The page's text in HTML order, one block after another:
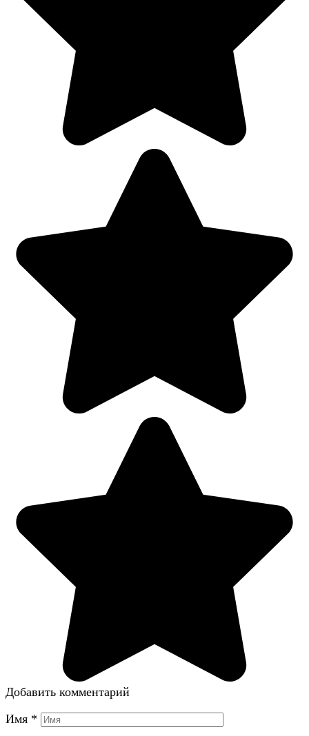
Добавить комментарий
Имя *